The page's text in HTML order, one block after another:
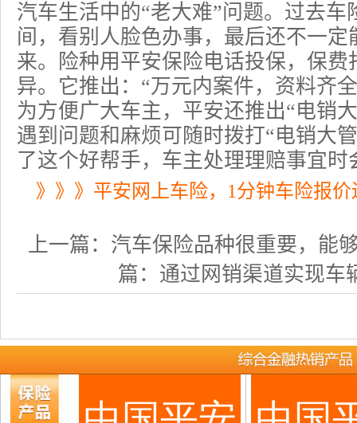
汽车生活中的“老大难”问题。过去
间，看别人脸色办事，最后还不一
来。险种用平安保险电话投保，保
异。它推出：“万元内案件，资料齐
为方便广大车主，平安还推出“电销
遇到问题和麻烦可随时拨打“电销大
了这个好帮手，车主处理理赔事宜时
》》》平安网上车险，1分钟车险报
上一篇： 汽车保险品种很重要，能
篇： 通过网销渠道实现车